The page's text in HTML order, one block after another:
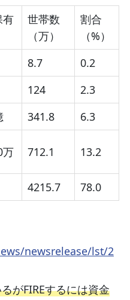
有
世帯数
（万）
割合
（%）
8.7
0.2
124
2.3
341.8
6.3
万 712.1 13.2
4215.7 78.0
newsrelease/lst/2
がFIREするには資金